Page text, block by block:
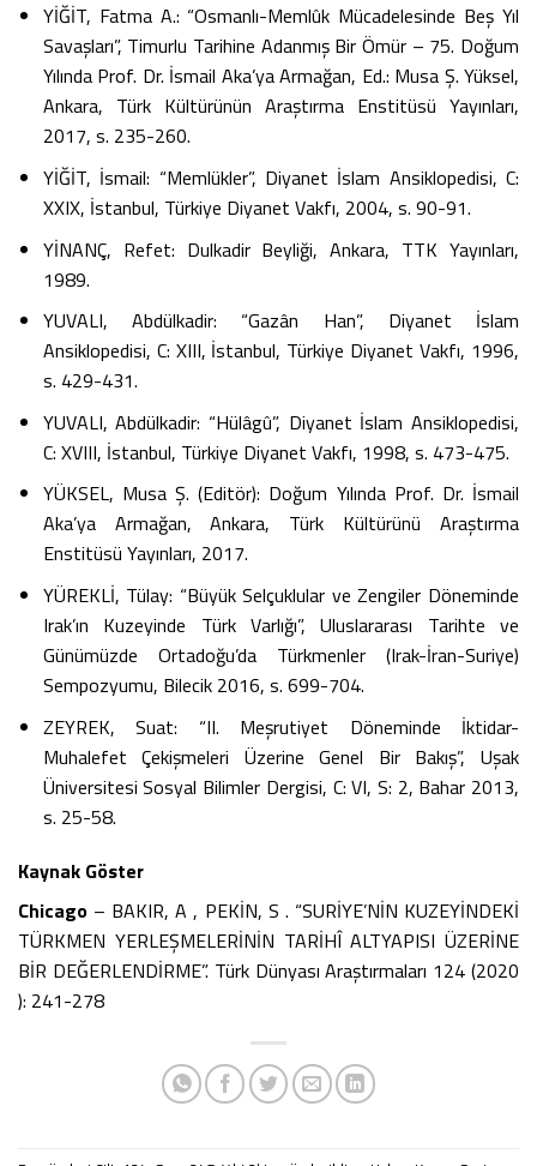
YİĞİT, Fatma A.: “Osmanlı-Memlûk Mücadelesinde Beş Yıl
Savaşları”, Timurlu Tarihine Adanmış Bir Ömür – 75. Doğum
Yılında Prof. Dr. İsmail Aka’ya Armağan, Ed.: Musa Ş. Yüksel,
Ankara, Türk Kültürünün Araştırma Enstitüsü Yayınları,
2017, s. 235-260.
YİĞİT, İsmail: “Memlükler”, Diyanet İslam Ansiklopedisi, C:
XXIX, İstanbul, Türkiye Diyanet Vakfı, 2004, s. 90-91.
YİNANÇ, Refet: Dulkadir Beyliği, Ankara, TTK Yayınları,
1989.
YUVALI, Abdülkadir: “Gazân Han”, Diyanet İslam
Ansiklopedisi, C: XIII, İstanbul, Türkiye Diyanet Vakfı, 1996,
s. 429-431.
YUVALI, Abdülkadir: “Hülâgû”, Diyanet İslam Ansiklopedisi,
C: XVIII, İstanbul, Türkiye Diyanet Vakfı, 1998, s. 473-475.
YÜKSEL, Musa Ş. (Editör): Doğum Yılında Prof. Dr. İsmail
Aka’ya Armağan, Ankara, Türk Kültürünü Araştırma
Enstitüsü Yayınları, 2017.
YÜREKLİ, Tülay: “Büyük Selçuklular ve Zengiler Döneminde
Irak’ın Kuzeyinde Türk Varlığı”, Uluslararası Tarihte ve
Günümüzde Ortadoğu’da Türkmenler (Irak-İran-Suriye)
Sempozyumu, Bilecik 2016, s. 699-704.
ZEYREK, Suat: “II. Meşrutiyet Döneminde İktidar-
Muhalefet Çekişmeleri Üzerine Genel Bir Bakış”, Uşak
Üniversitesi Sosyal Bilimler Dergisi, C: VI, S: 2, Bahar 2013,
s. 25-58.
Kaynak Göster
Chicago – BAKIR, A , PEKİN, S . “SURİYE’NİN KUZEYİNDEKİ
TÜRKMEN YERLEŞMELERİNİN TARİHÎ ALTYAPISI ÜZERİNE
BİR DEĞERLENDİRME”. Türk Dünyası Araştırmaları 124 (2020
): 241-278